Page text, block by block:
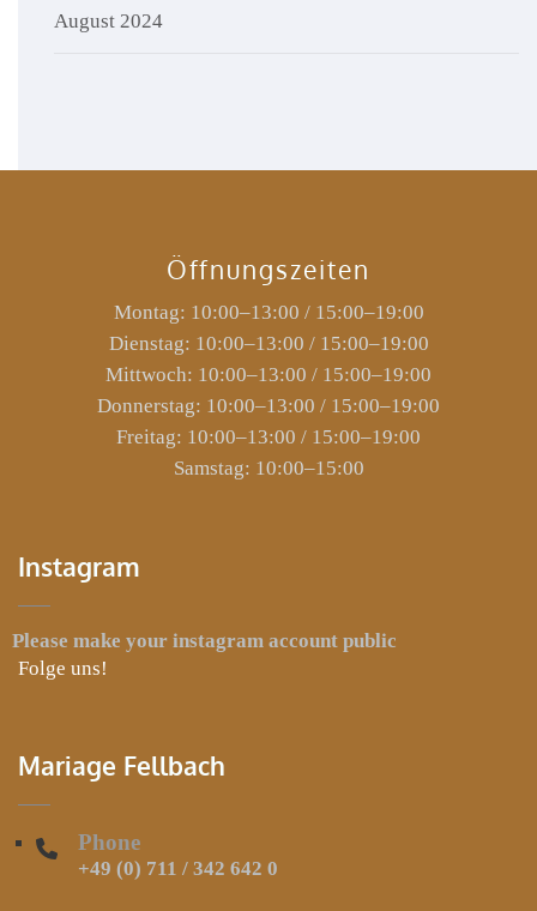
August 2024
Öffnungszeiten
Montag: 10:00–13:00 / 15:00–19:00
Dienstag: 10:00–13:00 / 15:00–19:00
Mittwoch: 10:00–13:00 / 15:00–19:00
Donnerstag: 10:00–13:00 / 15:00–19:00
Freitag: 10:00–13:00 / 15:00–19:00
Samstag: 10:00–15:00
Instagram
Please make your instagram account public
Folge uns!
Mariage Fellbach
Phone
+49 (0) 711 / 342 642 0